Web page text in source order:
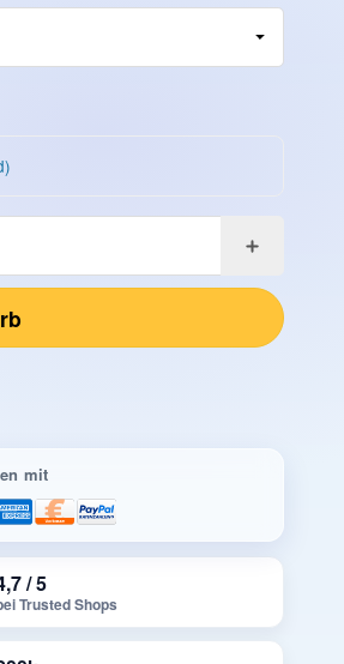
mit
/ 5
Trusted Shops